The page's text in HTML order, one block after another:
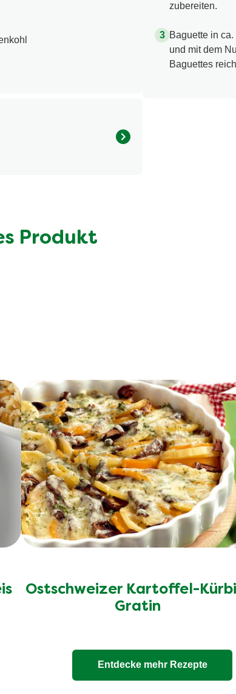
zubereiten.
Baguette in
und mit dem
Baguettes
Produkt
Ostschweizer Kartoffel-
Gratin
Entdecke mehr Rezepte